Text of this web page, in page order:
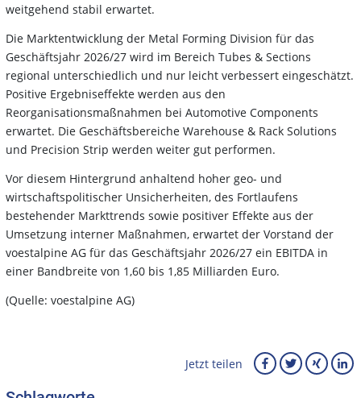
weitgehend stabil erwartet.
Die Marktentwicklung der Metal Forming Division für das
Geschäftsjahr 2026/27 wird im Bereich Tubes & Sections
regional unterschiedlich und nur leicht verbessert eingeschätzt.
Positive Ergebniseffekte werden aus den
Reorganisationsmaßnahmen bei Automotive Components
erwartet. Die Geschäftsbereiche Warehouse & Rack Solutions
und Precision Strip werden weiter gut performen.
Vor diesem Hintergrund anhaltend hoher geo- und
wirtschaftspolitischer Unsicherheiten, des Fortlaufens
bestehender Markttrends sowie positiver Effekte aus der
Umsetzung interner Maßnahmen, erwartet der Vorstand der
voestalpine AG für das Geschäftsjahr 2026/27 ein EBITDA in
einer Bandbreite von 1,60 bis 1,85 Milliarden Euro.
(Quelle: voestalpine AG)
Jetzt teilen